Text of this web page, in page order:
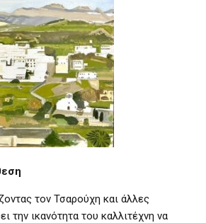
τον Τσαρούχη και άλλες
την ικανότητα του καλλιτέχνη να